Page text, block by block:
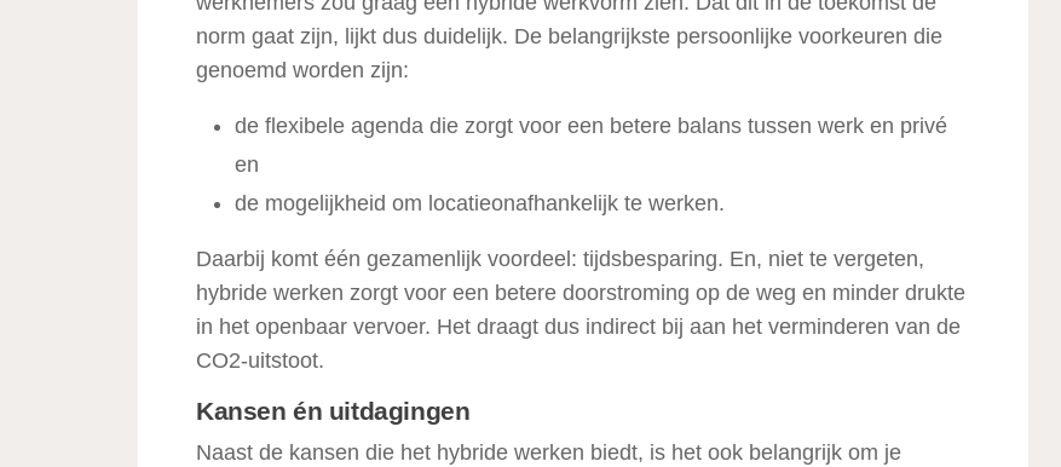
norm gaat zijn, lijkt dus duidelijk. De belangrijkste persoonlijke voorkeuren die
genoemd worden zijn:
de flexibele agenda die zorgt voor een betere balans tussen werk en privé
en
de mogelijkheid om locatieonafhankelijk te werken.
Daarbij komt één gezamenlijk voordeel: tijdsbesparing. En, niet te vergeten,
hybride werken zorgt voor een betere doorstroming op de weg en minder drukte
in het openbaar vervoer. Het draagt dus indirect bij aan het verminderen van de
CO2-uitstoot.
Kansen én uitdagingen
Naast de kansen die het hybride werken biedt, is het ook belangrijk om je